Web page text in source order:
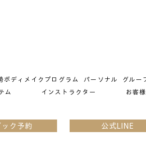
ボディメイクプログラム パーソナル グルー
ム
インストラクター お客
ック予約 公式LINE